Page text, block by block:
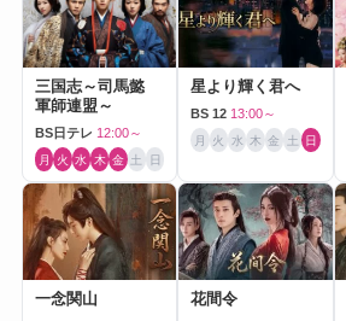
三国志～司馬懿
軍師連盟～
BS日テレ 12:00～
月 火 水 木 金 土 日
星より輝く君へ
BS 12 13:00～
月 火 水 木 金 土 日
一念関山 花間令